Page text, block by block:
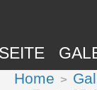
Home